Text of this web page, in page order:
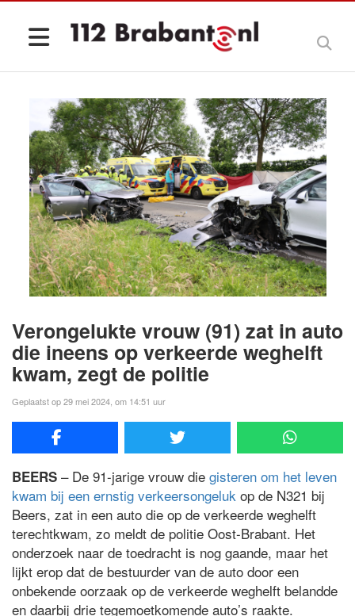
Verongelukte vrouw (91) zat in auto
die ineens op verkeerde weghelft
kwam, zegt de politie
Geplaatst op 29 mei 2024, om 14:51 uur
BEERS – De 91-jarige vrouw die gisteren om het leven
kwam bij een ernstig verkeersongeluk op de N321 bij
Beers, zat in een auto die op de verkeerde weghelft
terechtkwam, zo meldt de politie Oost-Brabant. Het
onderzoek naar de toedracht is nog gaande, maar het
lijkt erop dat de bestuurder van de auto door een
onbekende oorzaak op de verkeerde weghelft belandde
en daarbij drie tegemoetkomende auto’s raakte.